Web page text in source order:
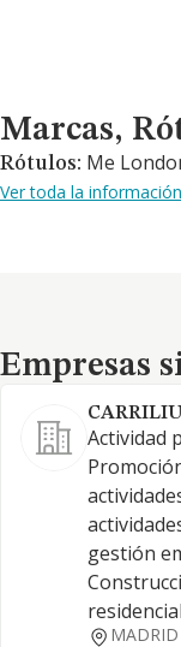
Marcas, Rótulos y
Marcas,
Rótulos: Me
Ver toda la
Empresas similares
Empresas
Actividad
gestión
MADRID